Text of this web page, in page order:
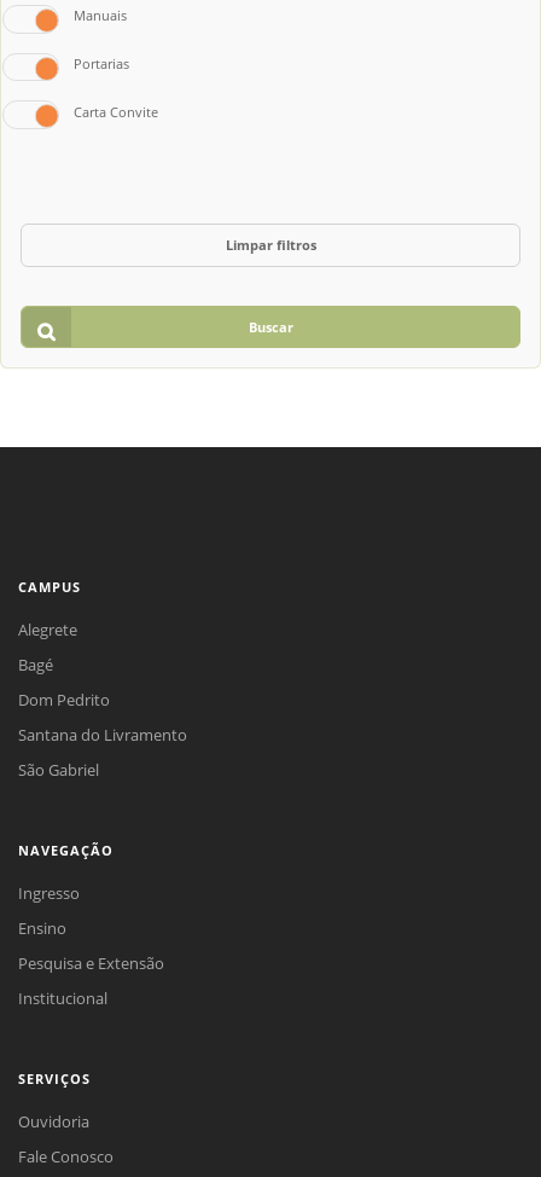
Manuais
Portarias
Carta Convite
Limpar filtros
Buscar
CAMPUS
Alegrete
Bagé
Dom Pedrito
Santana do Livramento
São Gabriel
NAVEGAÇÃO
Ingresso
Ensino
Pesquisa e Extensão
Institucional
SERVIÇOS
Ouvidoria
Fale Conosco